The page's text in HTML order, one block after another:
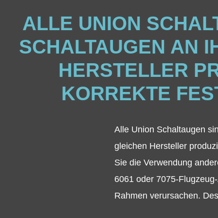
ALLE UNION
SCHALTAUGEN AN
HERSTELLER
KORREKTE
Alle Union Schaltaugen
gleichen Hersteller
Sie die Verwendung
6061 oder 7075-
Rahmen verursachen.